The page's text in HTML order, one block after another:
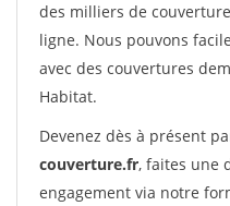
des milliers de
ligne. Nous pouvons
avec des couvertures
Habitat.
Devenez dès à présent
couverture.fr, faites une
engagement via notre